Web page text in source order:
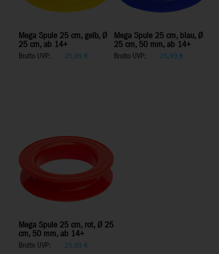
Mega Spule 25 cm, gelb, Ø
25 cm, ab 14+
Brutto UVP: 25,99 €
Mega Spule 25 cm, blau, Ø
25 cm, 50 mm, ab 14+
Brutto UVP: 25,99 €
Mega Spule 25 cm, rot, Ø 25
cm, 50 mm, ab 14+
Brutto UVP: 25,99 €